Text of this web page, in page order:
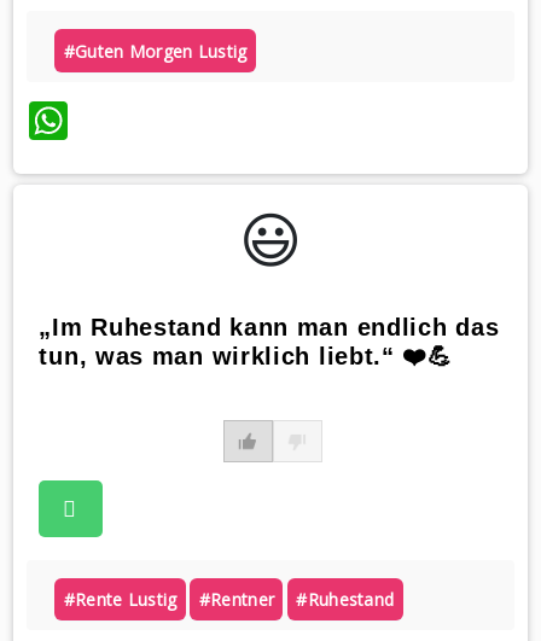
#guten Morgen Lustig
WhatsApp
😃️
„Im Ruhestand kann man endlich das
tun, was man wirklich liebt.“ ❤️💪
#rente Lustig #rentner #ruhestand